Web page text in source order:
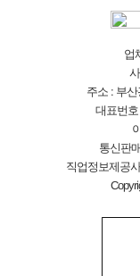
업
주소 : 부
대표번호
통신판
직업정보제공